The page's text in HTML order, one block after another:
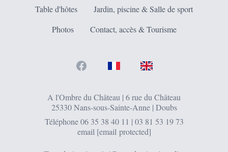
Table d'hôtes
Jardin, piscine & Salle de sport
Photos
Contact, accès & Tourisme
Facebook FR EN
A l'Ombre du Château | 6 rue du Château
25330 Nans-sous-Sainte-Anne | Doubs
Téléphone06 35 38 40 11 | 03 81 53 19 73
email [email protected]